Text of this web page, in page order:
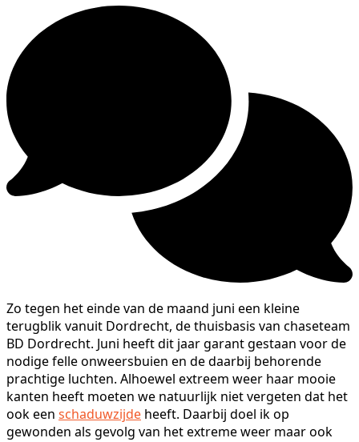
Zo tegen het einde van de maand juni een kleine
terugblik vanuit Dordrecht, de thuisbasis van chaseteam
BD Dordrecht. Juni heeft dit jaar garant gestaan voor de
nodige felle onweersbuien en de daarbij behorende
prachtige luchten. Alhoewel extreem weer haar mooie
kanten heeft moeten we natuurlijk niet vergeten dat het
ook een schaduwzijde heeft. Daarbij doel ik op
gewonden als gevolg van het extreme weer maar ook